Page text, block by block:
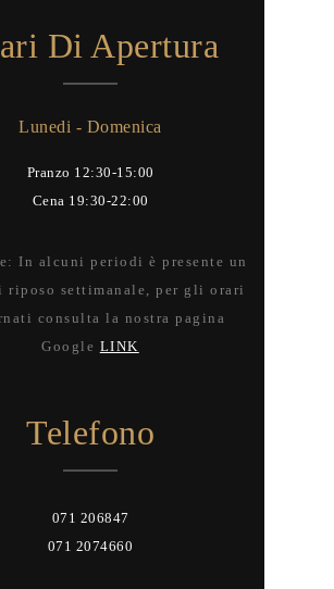
Di Apertura
Lunedi - Domenica
Pranzo 12:30-15:00
Cena 19:30-22:00
In alcuni periodi è presente un
riposo settimanale, per gli orari
consulta la nostra pagina
Google LINK
Telefono
071 206847
071 2074660